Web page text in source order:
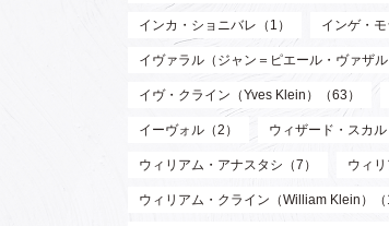
インカ・ショニバレ（1） インゲ・
イヴァラル（ジャン＝ピエール・ヴァザル
イヴ・クライン（Yves Klein）（63）
イーヴォル（2） ウィザード・スカ
ウィリアム・アナスタシ（7） ウィ
ウィリアム・クライン（William Klein）（